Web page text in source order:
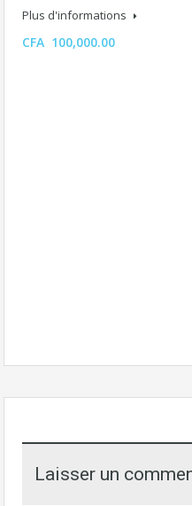
Plus d'informations
CFA 100,000.00
Laisser un